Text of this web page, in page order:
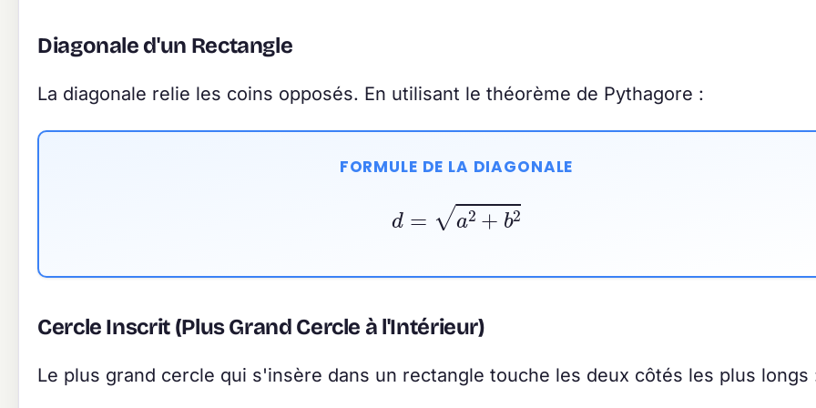
Diagonale d'un Rectangle
La diagonale relie les coins opposés. En utilisant le théorème de Pythagore :
FORMULE DE LA DIAGONALE
2+b2
Cercle Inscrit (Plus Grand Cercle à l'Intérieur)
Le plus grand cercle qui s'insère dans un rectangle touche les deux côtés les plus longs